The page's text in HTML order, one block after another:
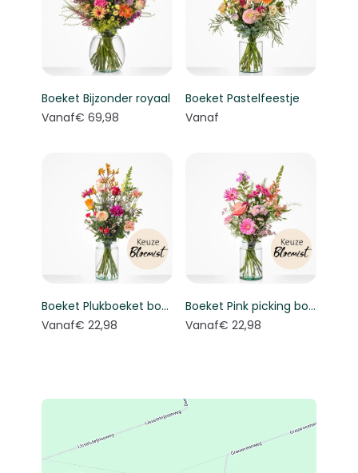
Boeket Bijzonder royaal
Vanaf€ 69,98
Boeket Pastelfeestje
Vanaf
Boeket Plukboeket bont - Keuze bloemist
Vanaf€ 22,98
Boeket Pink picking bouquet - Florist's choice
Vanaf€ 22,98